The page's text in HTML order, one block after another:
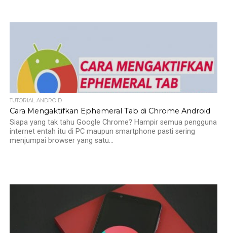
TUTORIAL ANDROID
Cara Mengaktifkan Ephemeral Tab di Chrome Android
Siapa yang tak tahu Google Chrome? Hampir semua pengguna
internet entah itu di PC maupun smartphone pasti sering
menjumpai browser yang satu...